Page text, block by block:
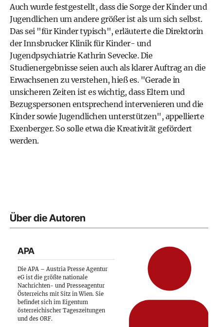
Auch wurde festgestellt, dass die Sorge der Kinder und
Jugendlichen um andere größer ist als um sich selbst.
Das sei "für Kinder typisch", erläuterte die Direktorin
der Innsbrucker Klinik für Kinder- und
Jugendpsychiatrie Kathrin Sevecke. Die
Studienergebnisse seien auch als klarer Auftrag an die
Erwachsenen zu verstehen, hieß es. "Gerade in
unsicheren Zeiten ist es wichtig, dass Eltern und
Bezugspersonen entsprechend intervenieren und die
Kinder sowie Jugendlichen unterstützen", appellierte
Exenberger. So solle etwa die Kreativität gefördert
werden.
Über die Autoren
APA
Die APA – Austria Presse Agentur
eG ist die größte nationale
Nachrichten- und Presseagentur
Österreichs mit Sitz in Wien. Sie
befindet sich im Eigentum
österreichischer Tageszeitungen
und des ORF.